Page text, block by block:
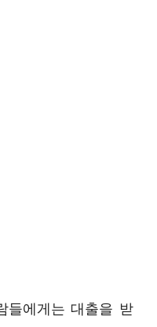
들에게는 대출을 받